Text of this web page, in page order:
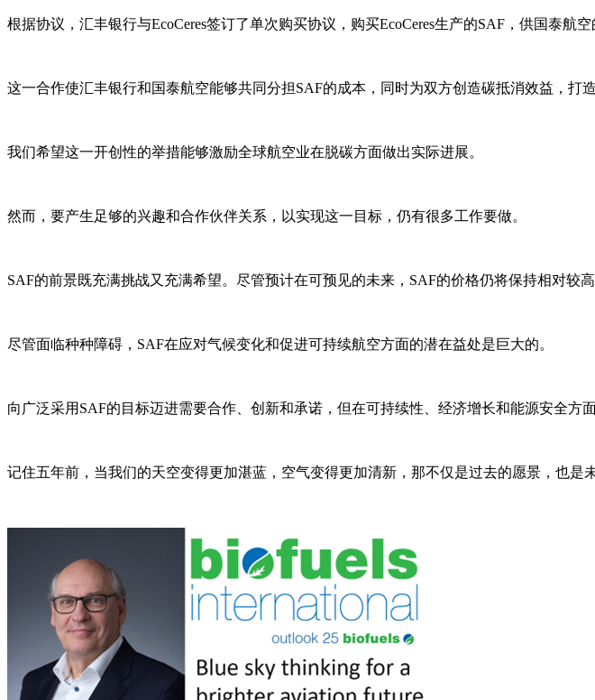
根据协议，汇丰银行与EcoCeres签订了单次购买协议，购买EcoCeres生产的SAF，供国泰航
这一合作使汇丰银行和国泰航空能够共同分担SAF的成本，同时为双方创造碳抵消效益，打
我们希望这一开创性的举措能够激励全球航空业在脱碳方面做出实际进展。
然而，要产生足够的兴趣和合作伙伴关系，以实现这一目标，仍有很多工作要做。
SAF的前景既充满挑战又充满希望。尽管预计在可预见的未来，SAF的价格仍将保持相对较
尽管面临种种障碍，SAF在应对气候变化和促进可持续航空方面的潜在益处是巨大的。
向广泛采用SAF的目标迈进需要合作、创新和承诺，但在可持续性、经济增长和能源安全方
记住五年前，当我们的天空变得更加湛蓝，空气变得更加清新，那不仅是过去的愿景，也